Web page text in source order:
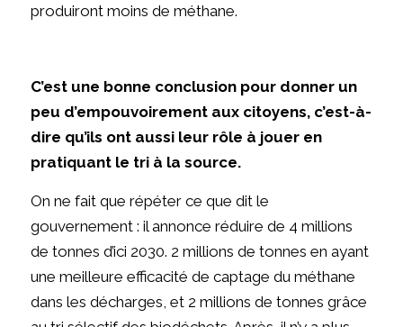
produiront moins de méthane.
C’est une bonne conclusion pour donner un
peu d’empouvoirement aux citoyens, c’est-à-
dire qu’ils ont aussi leur rôle à jouer en
pratiquant le tri à la source.
On ne fait que répéter ce que dit le
gouvernement : il annonce réduire de 4 millions
de tonnes d’ici 2030. 2 millions de tonnes en ayant
une meilleure efficacité de captage du méthane
dans les décharges, et 2 millions de tonnes grâce